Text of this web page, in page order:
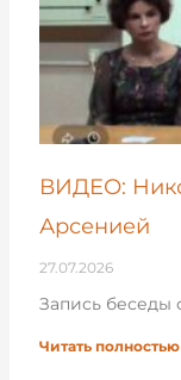
ВИДЕО:
Арсенией
27.07.2026
Запись беседы
Читать полностью